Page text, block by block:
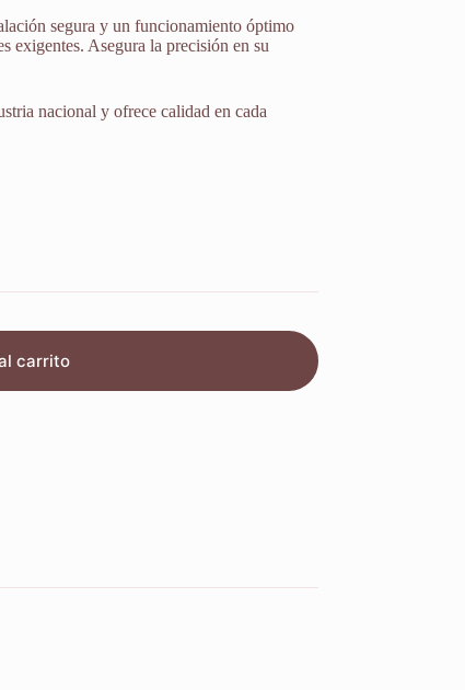
segura y un funcionamiento óptimo
exigentes. Asegura la precisión en su
nacional y ofrece calidad en cada
carrito